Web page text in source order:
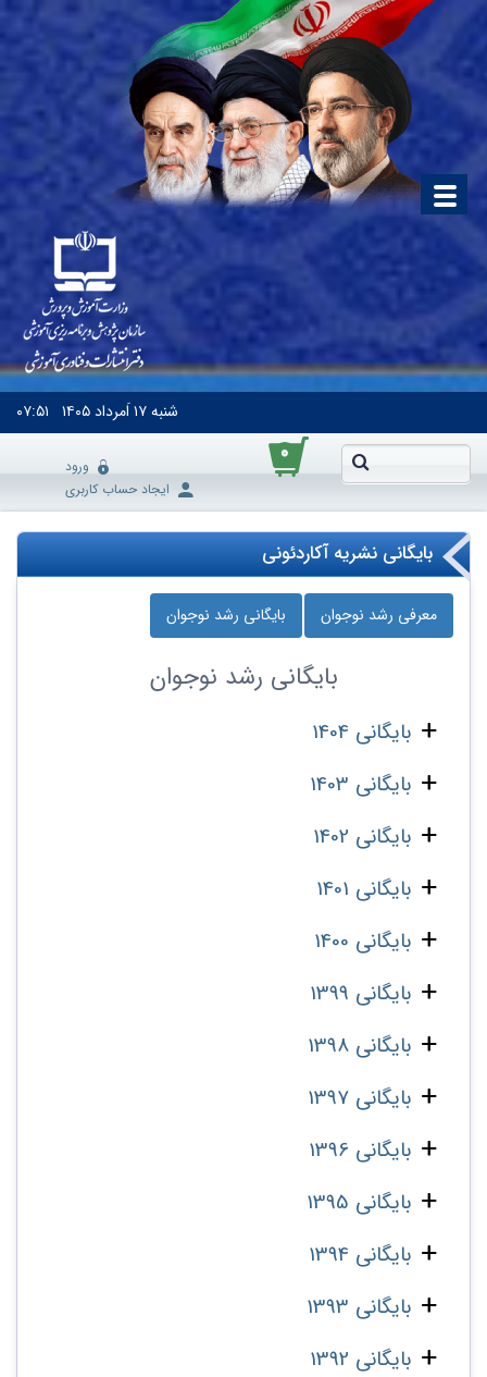
شنبه۱۷ اَمرداد ۱۴۰۵ ۰۷:۵۱
۰
ورود
ایجاد حساب کاربری
بایگانی نشریه آکاردئونی
معرفی رشد نوجوان بایگانی رشد نوجوان
بایگانی رشد نوجوان
بایگانی 1404
بایگانی 1403
بایگانی 1402
بایگانی 1401
بایگانی 1400
بایگانی 1399
بایگانی 1398
بایگانی 1397
بایگانی 1396
بایگانی 1395
بایگانی 1394
بایگانی 1393
بایگانی 1392